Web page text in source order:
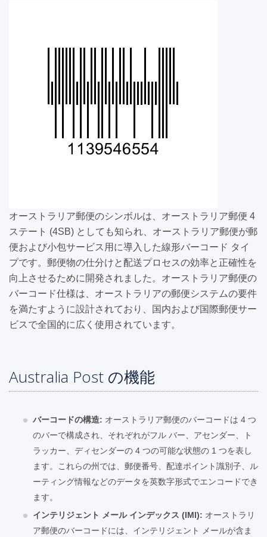
オーストラリア郵便のシンボルは、オーストラリア郵便 4
ステート (4SB) としても知られ、オーストラリア郵便が郵
便および小包サービス用に導入した線形バーコード タイ
プです。郵便物の仕分けと配送プロセスの効率と正確性を
向上させるために開発されました。オーストラリア郵便の
バーコード仕様は、オーストラリアの郵便システムの要件
を満たすように設計されており、国内および国際郵便サー
ビスで全国的に広く使用されています。
Australia Post の機能
バーコードの構造: オーストラリア郵便のバーコードは 4 つ
のバーで構成され、それぞれがフル バー、アセンダー、ト
ラッカー、ディセンダーの 4 つの可能な状態の 1 つを表し
ます。これらの州では、郵便番号、配達ポイント識別子、ル
ーティング情報などのデータを英数字形式でエンコードでき
ます。
インテリジェント メール インデックス (IMI): オーストラリ
ア郵便のバーコードには、インテリジェント メールが含ま